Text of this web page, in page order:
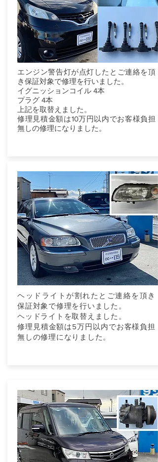
エンジン警告灯が点灯したとご連絡を頂
き保証対象で修理を行いました。
イグニッションコイル 4本
プラグ 4本
上記を取替えました。
修理見積金額は10万円以内でお客様負担
無しの修理になりました。
ヘッドライトが割れたとご連絡を頂き
保証対象で修理を行いました。
ヘッドライトを取替えました。
修理見積金額は5万円以内でお客様負担
無しの修理になりました。